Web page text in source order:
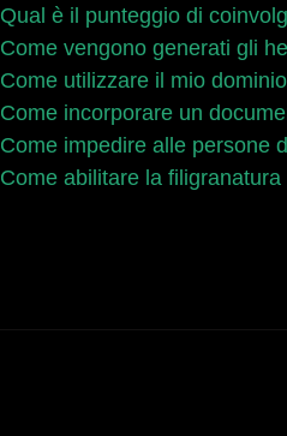
Qual è il punteggio di
Come vengono generati gli
Come utilizzare il mio
Come incorporare un
Come impedire alle persone
Come abilitare la